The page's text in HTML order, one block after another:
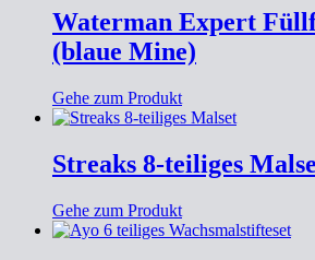
Waterman Expert
(blaue Mine)
Gehe zum Produkt
Streaks 8-teiliges
Gehe zum Produkt